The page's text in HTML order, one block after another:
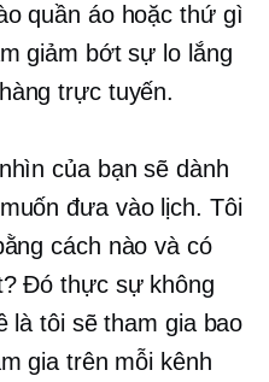
quần áo hoặc thứ gì
giảm bớt sự lo lắng
trực tuyến.
của bạn sẽ dành
đưa vào lịch. Tôi
cách nào và có
Đó thực sự không
là tôi sẽ tham gia bao
gia trên mỗi kênh